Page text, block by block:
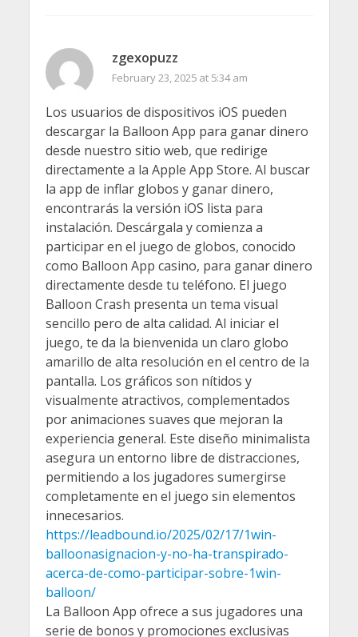
zgexopuzz
February 23, 2025 at 5:34 am
Los usuarios de dispositivos iOS pueden
descargar la Balloon App para ganar dinero
desde nuestro sitio web, que redirige
directamente a la Apple App Store. Al buscar
la app de inflar globos y ganar dinero,
encontrarás la versión iOS lista para
instalación. Descárgala y comienza a
participar en el juego de globos, conocido
como Balloon App casino, para ganar dinero
directamente desde tu teléfono. El juego
Balloon Crash presenta un tema visual
sencillo pero de alta calidad. Al iniciar el
juego, te da la bienvenida un claro globo
amarillo de alta resolución en el centro de la
pantalla. Los gráficos son nítidos y
visualmente atractivos, complementados
por animaciones suaves que mejoran la
experiencia general. Este diseño minimalista
asegura un entorno libre de distracciones,
permitiendo a los jugadores sumergirse
completamente en el juego sin elementos
innecesarios.
https://leadbound.io/2025/02/17/1win-
balloonasignacion-y-no-ha-transpirado-
acerca-de-como-participar-sobre-1win-
balloon/
La Balloon App ofrece a sus jugadores una
serie de bonos y promociones exclusivas